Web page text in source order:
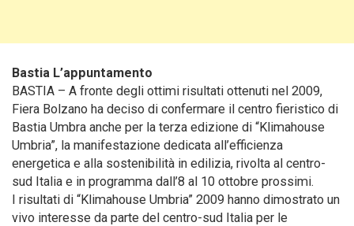
Bastia L’appuntamento
BASTIA – A fronte degli ottimi risultati ottenuti nel 2009,
Fiera Bolzano ha deciso di confermare il centro fieristico di
Bastia Umbra anche per la terza edizione di “Klimahouse
Umbria”, la manifestazione dedicata all’efficienza
energetica e alla sostenibilità in edilizia, rivolta al centro-
sud Italia e in programma dall’8 al 10 ottobre prossimi.
I risultati di “Klimahouse Umbria” 2009 hanno dimostrato un
vivo interesse da parte del centro-sud Italia per le